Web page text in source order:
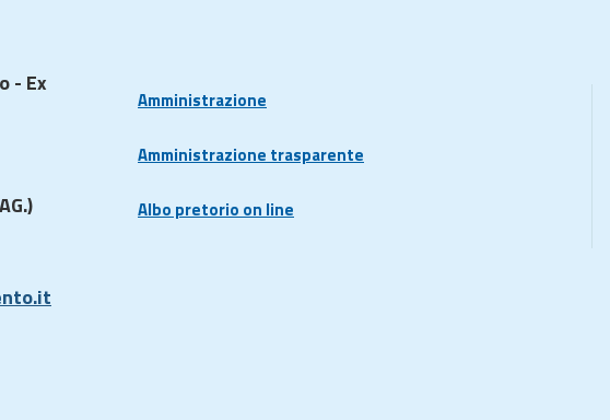
- Ex
Amministrazione
Amministrazione trasparente
Albo pretorio on line